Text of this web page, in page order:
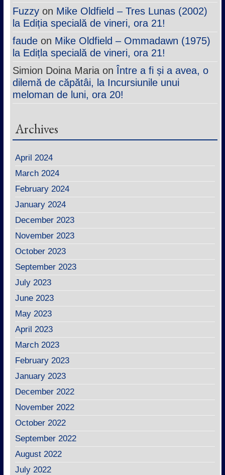
Fuzzyon Mike Oldfield – Tres Lunas (2002)
la Ediția specială de vineri, ora 21!
faudeon Mike Oldfield – Ommadawn (1975)
la Edițla specială de vineri, ora 21!
Simion Doina Mariaon Între a fi și a avea, o
dilemă de căpătâi, la Incursiunile unui
meloman de luni, ora 20!
Archives
April 2024
March 2024
February 2024
January 2024
December 2023
November 2023
October 2023
September 2023
July 2023
June 2023
May 2023
April 2023
March 2023
February 2023
January 2023
December 2022
November 2022
October 2022
September 2022
August 2022
July 2022